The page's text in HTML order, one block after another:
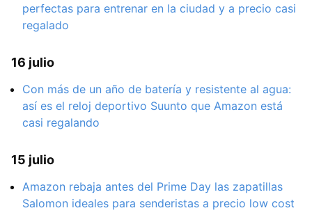
perfectas para entrenar en la ciudad y a precio casi
regalado
16 julio
Con más de un año de batería y resistente al agua:
así es el reloj deportivo Suunto que Amazon está
casi regalando
15 julio
Amazon rebaja antes del Prime Day las zapatillas
Salomon ideales para senderistas a precio low cost